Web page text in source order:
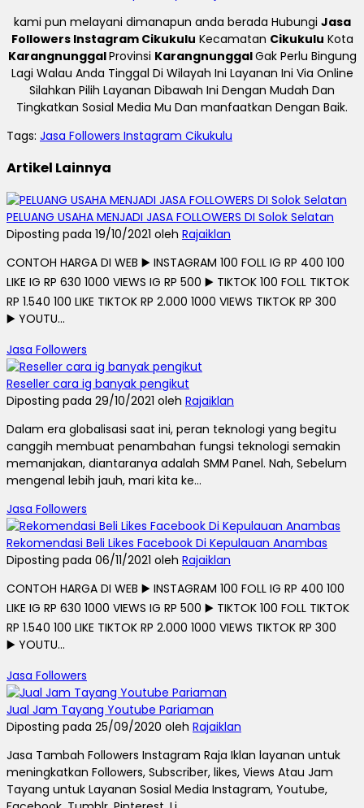
kami pun melayani dimanapun anda berada Hubungi Jasa
Followers Instagram Cikukulu Kecamatan Cikukulu Kota
KarangnunggalProvinsi KarangnunggalGak Perlu Bingung
Lagi Walau Anda Tinggal Di Wilayah Ini Layanan Ini Via Online
Silahkan Pilih Layanan Dibawah Ini Dengan Mudah Dan
Tingkatkan Sosial Media Mu Dan manfaatkan Dengan Baik.
Tags: Jasa Followers Instagram Cikukulu
Artikel Lainnya
PELUANG USAHA MENJADI JASA FOLLOWERS DI Solok Selatan
Diposting pada 19/10/2021 oleh Rajaiklan
CONTOH HARGA DI WEB ▶️ INSTAGRAM 100 FOLL IG RP 400 100
LIKE IG RP 630 1000 VIEWS IG RP 500 ▶️ TIKTOK 100 FOLL TIKTOK
RP 1.540 100 LIKE TIKTOK RP 2.000 1000 VIEWS TIKTOK RP 300
▶️ YOUTU...
Jasa Followers
Reseller cara ig banyak pengikut
Diposting pada 29/10/2021 oleh Rajaiklan
Dalam era globalisasi saat ini, peran teknologi yang begitu
canggih membuat penambahan fungsi teknologi semakin
memanjakan, diantaranya adalah SMM Panel. Nah, Sebelum
mengenal lebih jauh, mari kita ke...
Jasa Followers
Rekomendasi Beli Likes Facebook Di Kepulauan Anambas
Diposting pada 06/11/2021 oleh Rajaiklan
CONTOH HARGA DI WEB ▶️ INSTAGRAM 100 FOLL IG RP 400 100
LIKE IG RP 630 1000 VIEWS IG RP 500 ▶️ TIKTOK 100 FOLL TIKTOK
RP 1.540 100 LIKE TIKTOK RP 2.000 1000 VIEWS TIKTOK RP 300
▶️ YOUTU...
Jasa Followers
Jual Jam Tayang Youtube Pariaman
Diposting pada 25/09/2020 oleh Rajaiklan
Jasa Tambah Followers Instagram Raja Iklan layanan untuk
meningkatkan Followers, Subscriber, likes, Views Atau Jam
Tayang untuk Layanan Sosial Media Instagram, Youtube,